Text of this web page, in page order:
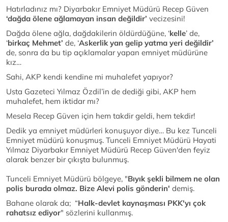
Hatırladınız mı? Diyarbakır Emniyet Müdürü Recep Güven
‘dağda ölene ağlamayan insan değildir’ vecizesini!
Dağda ölene ağla, dağdakilerin öldürdüğüne, ‘kelle’ de,
‘birkaç Mehmet’ de, ‘Askerlik yan gelip yatma yeri değildir’
de, sonra da bu tip açıklamalar yapan emniyet müdürüne
kız…
Sahi, AKP kendi kendine mi muhalefet yapıyor?
Usta Gazeteci Yılmaz Özdil’in de dediği gibi, AKP hem
muhalefet, hem iktidar mı?
Mesela Recep Güven için hem takdir geldi, hem tekdir!
Dedik ya emniyet müdürleri konuşuyor diye… Bu kez Tunceli
Emniyet müdürü konuşmuş. Tunceli Emniyet Müdürü Hayati
Yılmaz Diyarbakır Emniyet Müdürü Recep Güven'den feyiz
alarak benzer bir çıkışta bulunmuş.
Tunceli Emniyet Müdürü bölgeye, "Bıyık şekli bilmem ne olan
polis burada olmaz. Bize Alevi polis gönderin' demiş.
Bahane olarak da; “Halk-devlet kaynaşması PKK'yı çok
rahatsız ediyor" sözlerini kullanmış.